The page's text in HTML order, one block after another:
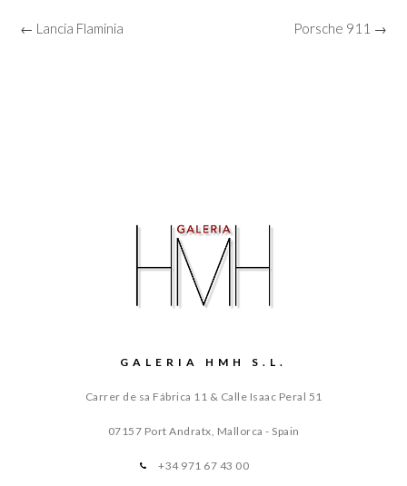
← Lancia Flaminia Porsche 911 →
GALERIA HMH S.L.
Carrer de sa Fábrica 11 & Calle Isaac Peral 51
07157 Port Andratx, Mallorca - Spain
+34 971 67 43 00